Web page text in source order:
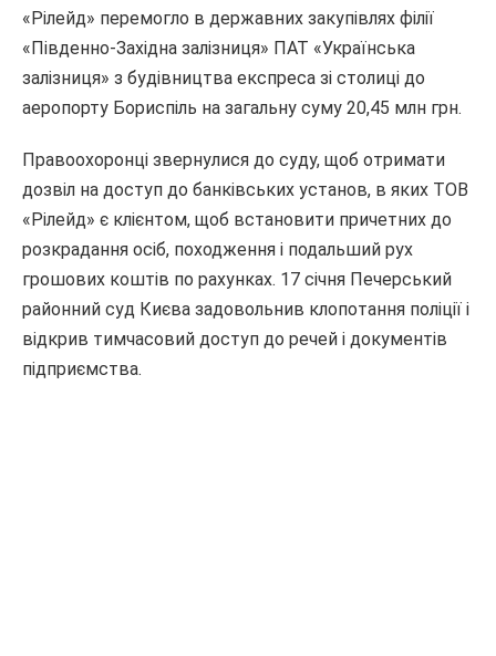
«Рілейд» перемогло в державних закупівлях філії
«Південно-Західна залізниця» ПАТ «Українська
залізниця» з будівництва експреса зі столиці до
аеропорту Бориспіль на загальну суму 20,45 млн грн.
Правоохоронці звернулися до суду, щоб отримати
дозвіл на доступ до банківських установ, в яких ТОВ
«Рілейд» є клієнтом, щоб встановити причетних до
розкрадання осіб, походження і подальший рух
грошових коштів по рахунках. 17 січня Печерський
районний суд Києва задовольнив клопотання поліції і
відкрив тимчасовий доступ до речей і документів
підприємства.